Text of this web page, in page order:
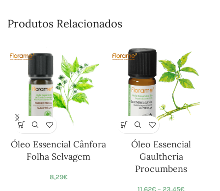
Produtos Relacionados
Óleo Essencial Cânfora
Folha Selvagem
8,29€
Óleo Essencial
Gaultheria
Procumbens